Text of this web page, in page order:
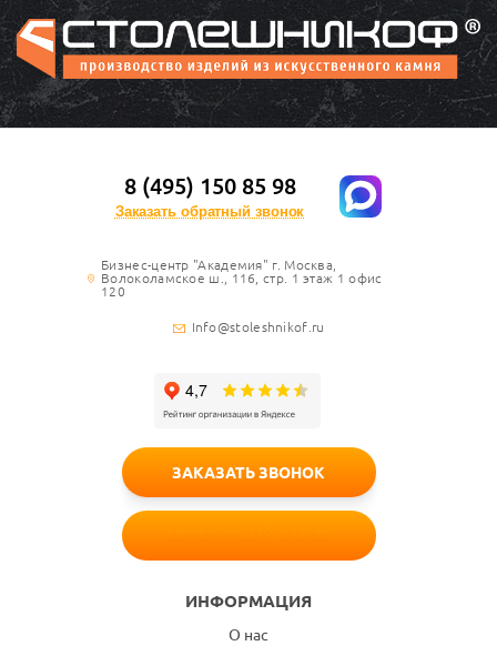
8 (495) 150 85 98
Заказать обратный звонок
Бизнес-центр "Академия" г. Москва,
Волоколамское ш., 116, стр. 1 этаж 1 офис
120
Info@stoleshnikof.ru
ИНФОРМАЦИЯ
О нас
ЗАКАЗАТЬ ЗВОНОК